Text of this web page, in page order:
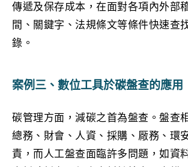
傳遞及保存成本，在面對各項內外部
間、關鍵字、法規條文等條件快速查
錄。
案例三、數位工具於碳盤查的應用
碳管理方面，減碳之首為盤查。盤查
總務、財會、人資、採購、厰務、環
責，而人工盤查面臨許多問題，如資